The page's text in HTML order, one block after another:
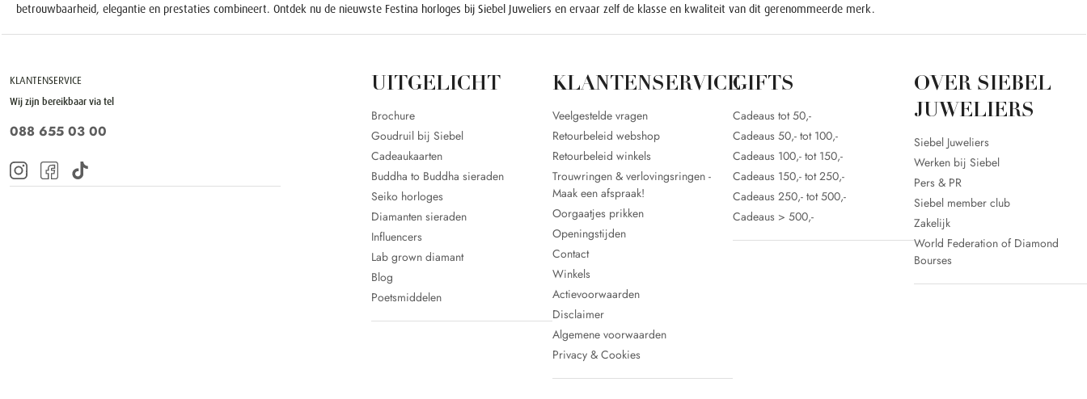
betrouwbaarheid, elegantie en prestaties combineert. Ontdek nu de nieuwste Festina horloges bij Siebel Juweliers en ervaar zelf de klasse en kwaliteit van dit gerenommeerde merk.
KLANTENSERVICE
Wij zijn bereikbaar via tel
088 655 03 00
UITGELICHT
Brochure
Goudruil bij Siebel
Cadeaukaarten
Buddha to Buddha sieraden
Seiko horloges
Diamanten sieraden
Influencers
Lab grown diamant
Blog
Poetsmiddelen
KLANTENSERVICE
Veelgestelde vragen
Retourbeleid webshop
Retourbeleid winkels
Trouwringen & verlovingsringen -
Maak een afspraak!
Oorgaatjes prikken
Openingstijden
Contact
Winkels
Actievoorwaarden
Disclaimer
Algemene voorwaarden
Privacy & Cookies
GIFTS
Cadeaus tot 50,-
Cadeaus 50,- tot 100,-
Cadeaus 100,- tot 150,-
Cadeaus 150,- tot 250,-
Cadeaus 250,- tot 500,-
Cadeaus > 500,-
OVER SIEBEL
JUWELIERS
Siebel Juweliers
Werken bij Siebel
Pers & PR
Siebel member club
Zakelijk
World Federation of Diamond
Bourses